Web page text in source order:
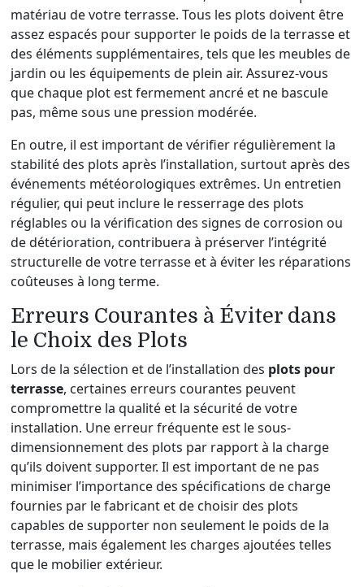
matériau de votre terrasse. Tous les plots doivent être
assez espacés pour supporter le poids de la terrasse et
des éléments supplémentaires, tels que les meubles de
jardin ou les équipements de plein air. Assurez-vous
que chaque plot est fermement ancré et ne bascule
pas, même sous une pression modérée.
En outre, il est important de vérifier régulièrement la
stabilité des plots après l’installation, surtout après des
événements météorologiques extrêmes. Un entretien
régulier, qui peut inclure le resserrage des plots
réglables ou la vérification des signes de corrosion ou
de détérioration, contribuera à préserver l’intégrité
structurelle de votre terrasse et à éviter les réparations
coûteuses à long terme.
Erreurs Courantes à Éviter dans
le Choix des Plots
Lors de la sélection et de l’installation des plots pour
terrasse, certaines erreurs courantes peuvent
compromettre la qualité et la sécurité de votre
installation. Une erreur fréquente est le sous-
dimensionnement des plots par rapport à la charge
qu’ils doivent supporter. Il est important de ne pas
minimiser l’importance des spécifications de charge
fournies par le fabricant et de choisir des plots
capables de supporter non seulement le poids de la
terrasse, mais également les charges ajoutées telles
que le mobilier extérieur.